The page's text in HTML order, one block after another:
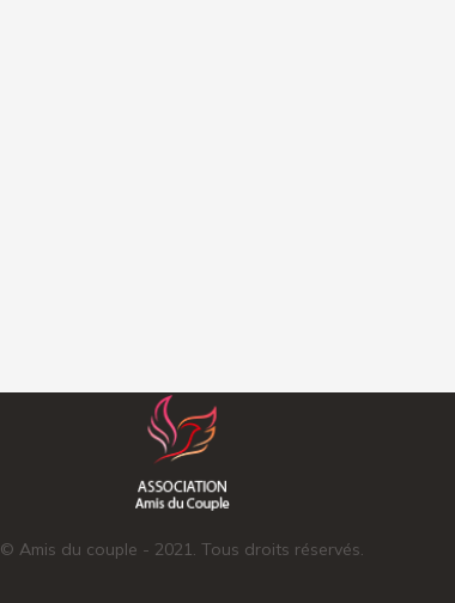
© Amis du couple - 2021. Tous droits réservés.